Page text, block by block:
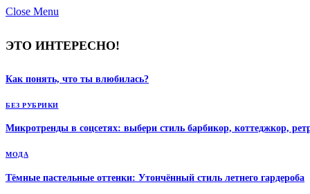
Close Menu
ЭТО ИНТЕРЕСНО!
Как понять, что ты влюбилась?
БЕЗ РУБРИКИ
Микротренды в соцсетях: выбери стиль барбикор, коттеджкор,
МОДА
Тёмные пастельные оттенки: Утончённый стиль летнего гардероба